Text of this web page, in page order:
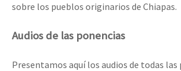
sobre los pueblos originarios de Chiapas.
Audios de las ponencias
Presentamos aquí los audios de todas las